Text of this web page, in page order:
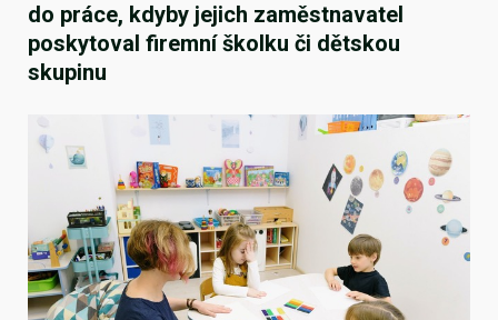
do práce, kdyby jejich zaměstnavatel
poskytoval firemní školku či dětskou
skupinu